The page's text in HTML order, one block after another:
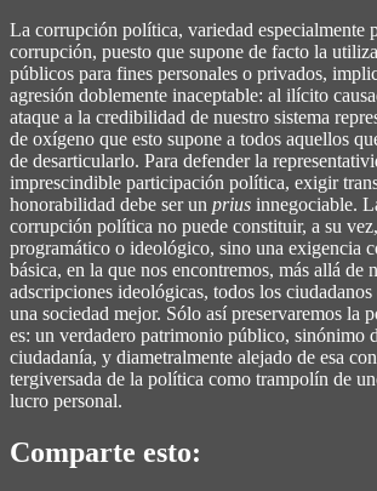
La corrupción política, variedad especialmente
corrupción, puesto que supone de facto la
públicos para fines personales o privados,
agresión doblemente inaceptable: al ilícito
ataque a la credibilidad de nuestro sistema
de oxígeno que esto supone a todos aquellos
de desarticularlo. Para defender la
imprescindible participación política, exigir
honorabilidad debe ser un prius innegociable.
corrupción política no puede constituir, a su
programático o ideológico, sino una exigencia
básica, en la que nos encontremos, más allá de
adscripciones ideológicas, todos los
una sociedad mejor. Sólo así preservaremos la
es: un verdadero patrimonio público, sinónimo
ciudadanía, y diametralmente alejado de esa
tergiversada de la política como trampolín de
lucro personal.
Comparte esto: